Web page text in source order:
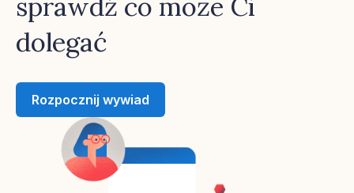
dolegać
Rozpocznij wywiad